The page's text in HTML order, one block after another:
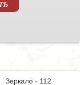
Зеркало - 112